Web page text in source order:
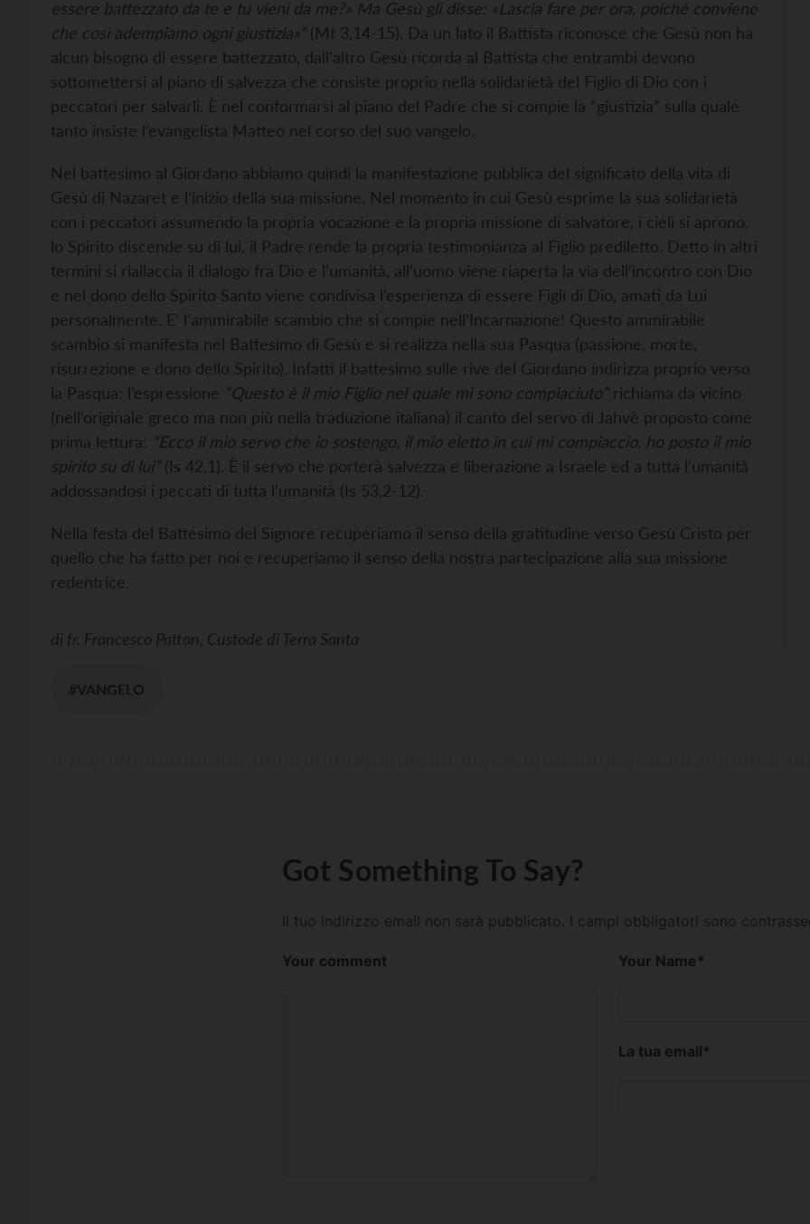
essere battezzato da te e tu vieni da me?» Ma Gesù gli disse: «Lascia fare per ora, poiché conviene
che così adempiamo ogni giustizia»”(Mt 3,14-15). Da un lato il Battista riconosce che Gesù non ha
alcun bisogno di essere battezzato, dall’altro Gesù ricorda al Battista che entrambi devono
sottomettersi al piano di salvezza che consiste proprio nella solidarietà del Figlio di Dio con i
peccatori per salvarli. È nel conformarsi al piano del Padre che si compie la “giustizia” sulla quale
tanto insiste l’evangelista Matteo nel corso del suo vangelo.
Nel battesimo al Giordano abbiamo quindi la manifestazione pubblica del significato della vita di
Gesù di Nazaret e l’inizio della sua missione. Nel momento in cui Gesù esprime la sua solidarietà
con i peccatori assumendo la propria vocazione e la propria missione di salvatore, i cieli si aprono,
lo Spirito discende su di lui, il Padre rende la propria testimonianza al Figlio prediletto. Detto in altri
termini si riallaccia il dialogo fra Dio e l’umanità, all’uomo viene riaperta la via dell’incontro con Dio
e nel dono dello Spirito Santo viene condivisa l’esperienza di essere Figli di Dio, amati da Lui
personalmente. E’ l’ammirabile scambio che si compie nell’Incarnazione! Questo ammirabile
scambio si manifesta nel Battesimo di Gesù e si realizza nella sua Pasqua (passione, morte,
risurrezione e dono dello Spirito). Infatti il battesimo sulle rive del Giordano indirizza proprio verso
la Pasqua: l’espressione “Questo è il mio Figlio nel quale mi sono compiaciuto”richiama da vicino
(nell’originale greco ma non più nella traduzione italiana) il canto del servo di Jahvè proposto come
prima lettura: “Ecco il mio servo che io sostengo, il mio eletto in cui mi compiaccio, ho posto il mio
spirito su di lui”(Is 42,1). È il servo che porterà salvezza e liberazione a Israele ed a tutta l’umanità
addossandosi i peccati di tutta l’umanità (Is 53,2-12).
Nella festa del Battesimo del Signore recuperiamo il senso della gratitudine verso Gesù Cristo per
quello che ha fatto per noi e recuperiamo il senso della nostra partecipazione alla sua missione
redentrice.
di fr. Francesco Patton, Custode di Terra Santa
#VANGELO
Got Something To Say?
Il tuo indirizzo email non sarà pubblicato. I campi obbligatori sono
Your comment Your Name*
La tua email*